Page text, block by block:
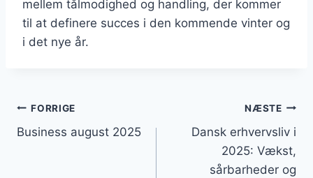
mellem tålmodighed og handling, der kommer
til at definere succes i den kommende vinter og
i det nye år.
Indlægsnavigation
FORRIGE
Business august 2025
NÆSTE
Dansk erhvervsliv i
2025: Vækst,
sårbarheder og